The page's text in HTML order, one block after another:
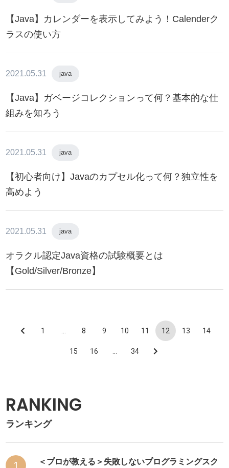
【Java】カレンダーを表示してみよう！Calenderク
ラスの使い方
2021.05.31 java
【Java】ガベージコレクションって何？基本的な仕
組みを知ろう
2021.05.31 java
【初心者向け】Javaのカプセル化って何？独立性を
高めよう
2021.05.31 java
オラクル認定Java資格の試験概要とは
【Gold/Silver/Bronze】
1 8 9 10 11 12 13 14
15 16 34
RANKING
ランキング
1 ＜プロが教える＞失敗しないプログラミングスク